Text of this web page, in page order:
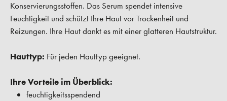
Konservierungsstoffen. Das Serum spendet intensive
Feuchtigkeit und schützt Ihre Haut vor Trockenheit und
Reizungen. Ihre Haut dankt es mit einer glatteren Hautstruktur.
Hauttyp: Für jeden Hauttyp geeignet.
Ihre Vorteile im Überblick:
feuchtigkeitsspendend